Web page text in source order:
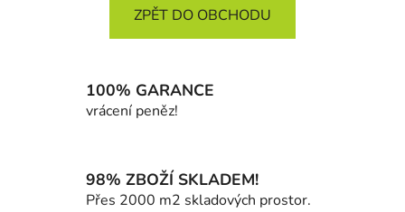
ZPĚT DO OBCHODU
100% GARANCE
vrácení peněz!
98% ZBOŽÍ SKLADEM!
Přes 2000 m2 skladových prostor.